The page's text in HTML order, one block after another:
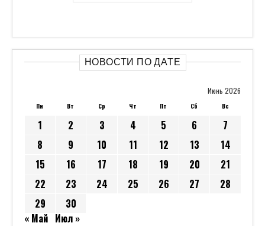
НОВОСТИ ПО ДАТЕ
Июнь 2026
Пн Вт Ср Чт Пт Сб Вс
1 2 3 4 5 6
7
8
9 10 11 12 13
14
15
16 17 18 19 20
21
22
23 24 25 26 27
28
29
30
« Май Июл »